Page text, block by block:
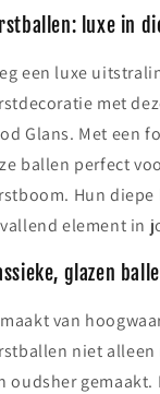
luxe in
een luxe
met
Glans. Met een
ballen perfect
Hun
element in
glazen
van
niet
oudsher gemaakt.